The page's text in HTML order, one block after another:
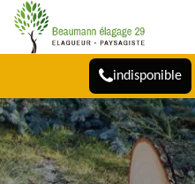
indisponible